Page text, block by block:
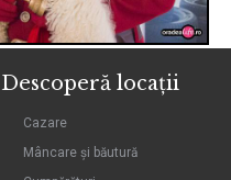
Descoperă locații
Cazare
Mâncare și băutură